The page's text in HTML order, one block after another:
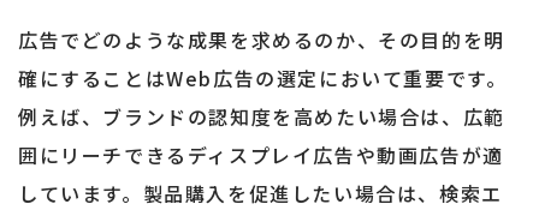
広告でどのような成果を求めるのか、その目的を明
確にすることはWeb広告の選定において重要です。
例えば、ブランドの認知度を高めたい場合は、広範
囲にリーチできるディスプレイ広告や動画広告が適
しています。製品購入を促進したい場合は、検索エ